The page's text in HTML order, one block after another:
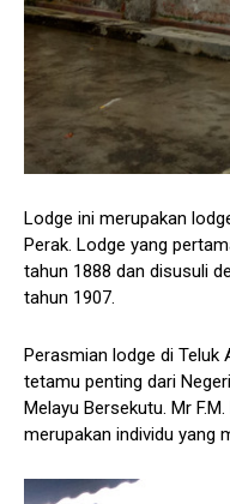
Lodge ini merupakan
Perak. Lodge yang
tahun 1888 dan disusuli
tahun 1907.
Perasmian lodge di
tetamu penting dari
Melayu Bersekutu. Mr
merupakan individu yang